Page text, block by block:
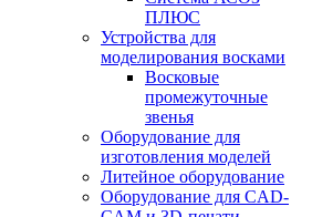
ПЛЮС
Устройства для
моделирования восками
Восковые
промежуточные
звенья
Оборудование для
изготовления моделей
Литейное оборудование
Оборудование для CAD-